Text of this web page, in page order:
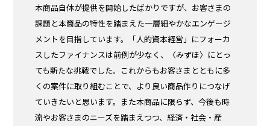
本商品自体が提供を開始したばかりですが、お客さまの
課題と本商品の特性を踏まえた一層細やかなエンゲージ
メントを目指しています。「人的資本経営」にフォーカ
スしたファイナンスは前例が少なく、〈みずほ〉にとっ
ても新たな挑戦でした。これからもお客さまとともに多
くの案件に取り組むことで、より良い商品作りにつなげ
ていきたいと思います。また本商品に限らず、今後も時
流やお客さまのニーズを踏まえつつ、経済・社会・産